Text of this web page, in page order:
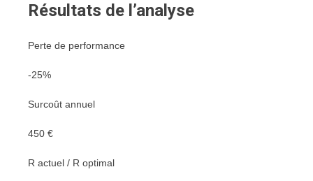
Résultats de l’analyse
Perte de performance
-25%
Surcoût annuel
450 €
R actuel / R optimal